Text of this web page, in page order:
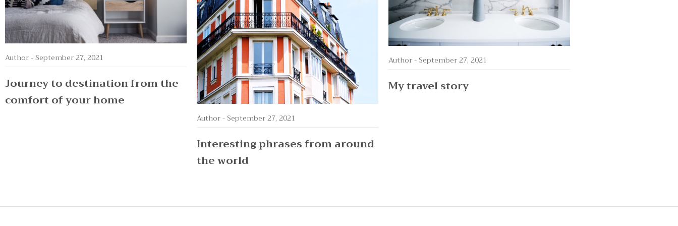
Author -September 27, 2021
Journey to destination from the
comfort of your home
Author -September 27, 2021
Interesting phrases from around
the world
Author -September 27, 2021
My travel story